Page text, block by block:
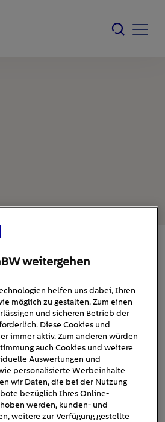
kupfer
weitergehen
helfen uns dabei, Ihren
möglich zu gestalten. Zum einen
und sicheren Betrieb der
Diese Cookies und
immer aktiv. Zum anderen würden
auch Cookies und weitere
Auswertungen und
personalisierte Werbeinhalte
wir Daten, die bei der Nutzung
bezüglich Ihres Online-
werden, kunden- und
weitere zur Verfügung gestellte